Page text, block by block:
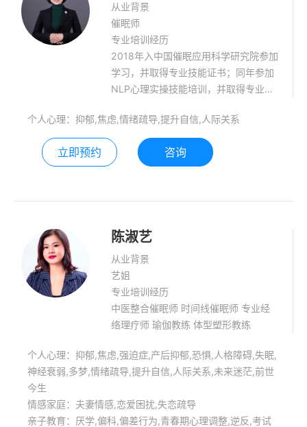
从业背景
催眠师
专业培训经历
2018年入中国催眠应用科学研究院参加
学习，并取得专业技能证书；同年参加
NLP心理实操技能培训，并取得专业技
慢性病防治援助工作委员会会员；同年
参加正析思维训练并成为思维训练营助
教老师；2020年参加家庭教育学习；
思维训练师，在个人心理疏导、青少年
个人心理：抑郁,焦虑,情绪疏导,提升自信,人际关系
立即预约 咨询
陈淑艺
从业背景
艺姐
专业培训经历
中医整合催眠师 时间线催眠师 专业经
络理疗师 瑜伽教练 体型塑形教练
个人心理：抑郁,焦虑,强迫症,产后抑郁,恐惧,人格障碍,失眠,
神经衰弱,多梦,情绪疏导,提升自信,人际关系,未来迷茫,前世
今生
情感家庭：夫妻情感,恋爱困扰,失恋疏导
亲子教育：厌学,偏科,偏差行为,青春期心理调整,逆反,考试